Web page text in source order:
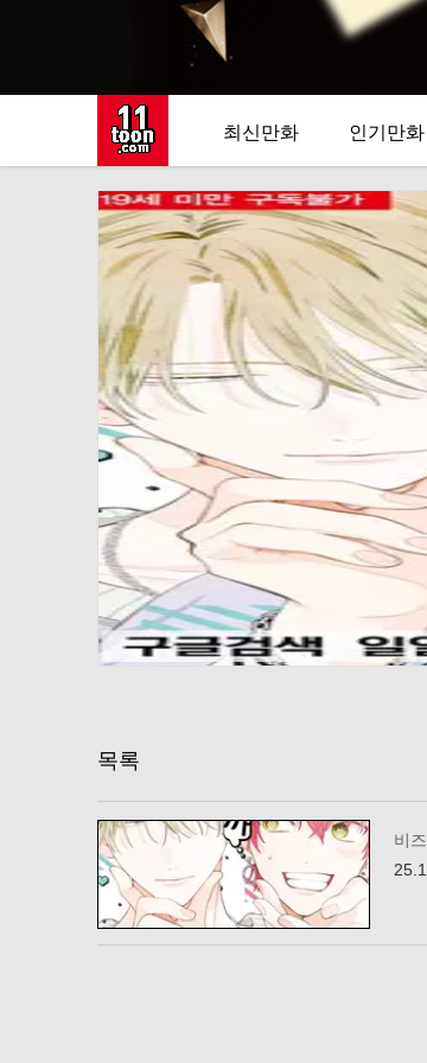
최신만화 인기만화
목록
비